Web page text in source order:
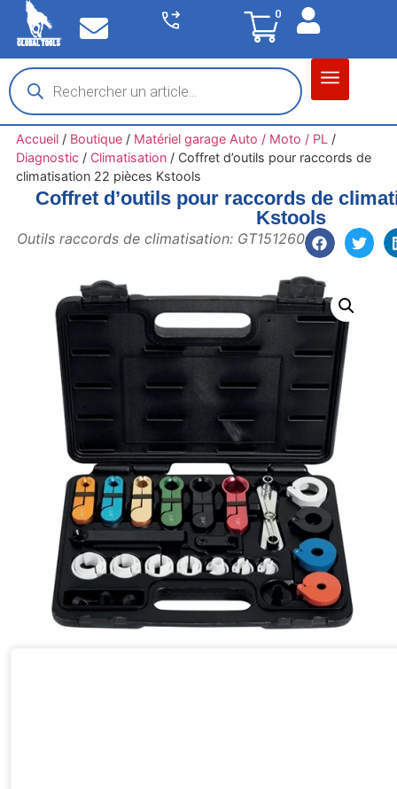
0
Accueil/ Boutique/ Matériel garage Auto / Moto / PL /
Diagnostic/ Climatisation/ Coffret d’outils pour raccords de
climatisation 22 pièces Kstools
Coffret d’outils pour raccords de
Kstools
Outils raccords de climatisation: GT151260